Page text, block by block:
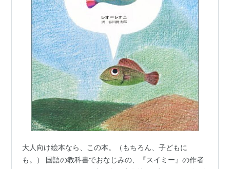
スイミー―ちいさなかしこい
さかなのはなし
作者: レオ・レオニ,谷川俊太郎
出版社/メーカー:好学社
発売日:1969/04/01
メディア:ハードカバー
購入: 8人クリック: 62回
この商品を含むブログ (149件) を見る
『アレクサンダとぜんまいねずみ』
アレクサンダとぜんまいねず
み―ともだちをみつけたねず
大人向け絵本なら、この本。（もちろん、子どもに
も。） 国語の教科書でおなじみの、『スイミー』の作者